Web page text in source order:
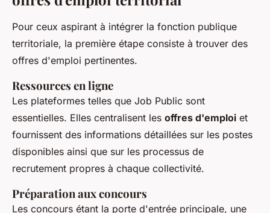
Pour ceux aspirant à intégrer la fonction publique
territoriale, la première étape consiste à trouver des
offres d'emploi pertinentes.
Ressources en ligne
Les plateformes telles que Job Public sont
essentielles. Elles centralisent les offres d'emploi et
fournissent des informations détaillées sur les postes
disponibles ainsi que sur les processus de
recrutement propres à chaque collectivité.
Préparation aux concours
Les concours étant la porte d'entrée principale, une